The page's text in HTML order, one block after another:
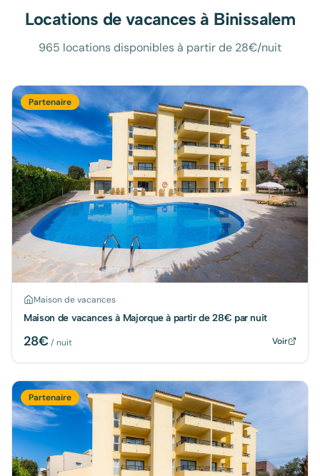
Locations de vacances à Binissalem
965 locations disponibles à partir de 28€/nuit
Partenaire
Maison de vacances
Maison de vacances à Majorque à partir de 28€ par nuit
28€/ nuit Voir
Partenaire